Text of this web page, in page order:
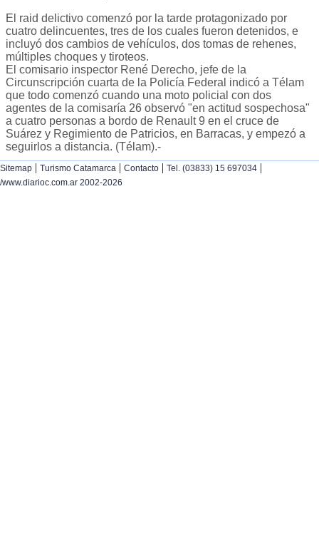
El raid delictivo comenzó por la tarde protagonizado por
cuatro delincuentes, tres de los cuales fueron detenidos, e
incluyó dos cambios de vehículos, dos tomas de rehenes,
múltiples choques y tiroteos.
El comisario inspector René Derecho, jefe de la
Circunscripción cuarta de la Policía Federal indicó a Télam
que todo comenzó cuando una moto policial con dos
agentes de la comisaría 26 observó "en actitud sospechosa"
a cuatro personas a bordo de Renault 9 en el cruce de
Suárez y Regimiento de Patricios, en Barracas, y empezó a
seguirlos a distancia. (Télam).-
Sitemap | Turismo Catamarca | Contacto | Tel. (03833) 15 697034 |
/www.diarioc.com.ar 2002-2026